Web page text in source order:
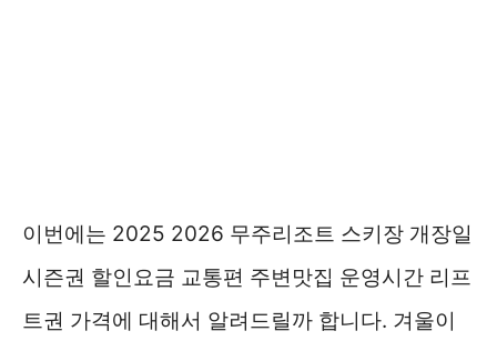
이번에는 2025 2026 무주리조트 스키장 개장일
시즌권 할인요금 교통편 주변맛집 운영시간 리프
트권 가격에 대해서 알려드릴까 합니다. 겨울이